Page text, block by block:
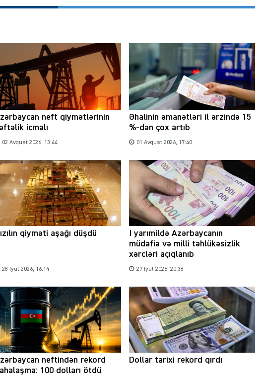
neft qiymətlərinin
icmalı
02 Avqust 2026, 13:44
Əhalinin əmanətləri il ərzində 15
%-dən çox artıb
01 Avqust 2026, 17:40
qiyməti aşağı düşdü
28 İyul 2026, 16:14
I yarımildə Azərbaycanın
müdafiə və milli təhlükəsizlik
xərcləri açıqlanıb
27 İyul 2026, 20:38
neftindən rekord
100 dolları ötdü
Dollar tarixi rekord qırdı